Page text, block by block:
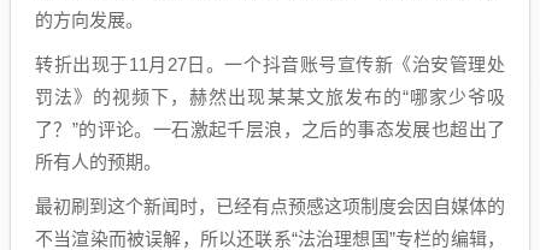
的方向发展。
转折出现于11月27日。一个抖音账号宣传新《治安管理处
罚法》的视频下，赫然出现某某文旅发布的“哪家少爷吸
了？”的评论。一石激起千层浪，之后的事态发展也超出了
所有人的预期。
最初刷到这个新闻时，已经有点预感这项制度会因自媒体的
不当渲染而被误解，所以还联系“法治理想国”专栏的编辑，